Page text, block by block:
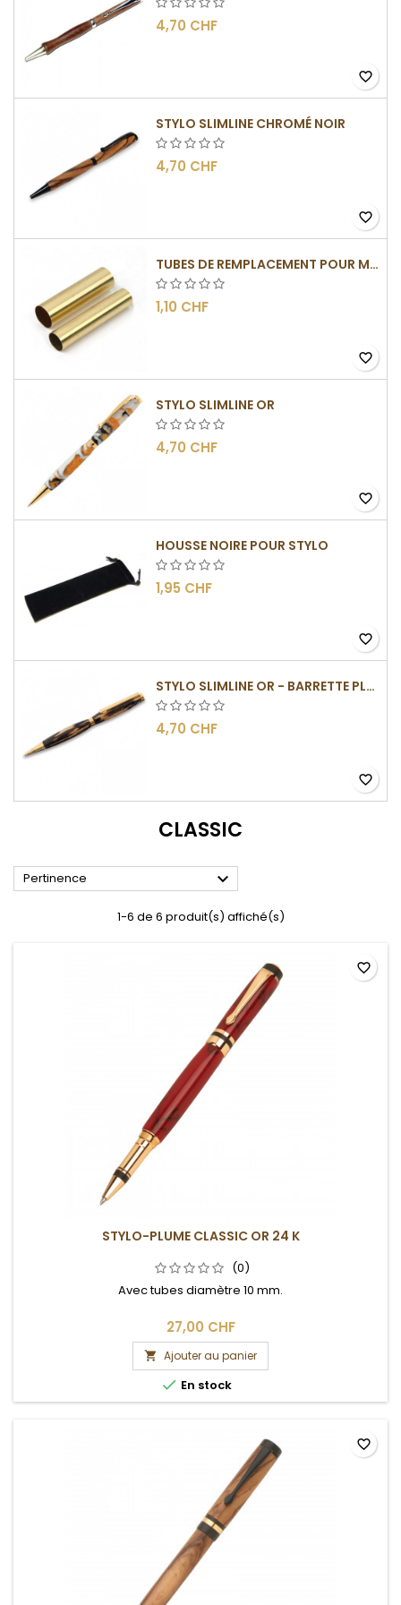
4,70 CHF
favorite_border
STYLO SLIMLINE CHROMÉ NOIR
4,70 CHF
favorite_border
TUBES DE REMPLACEMENT POUR MÉCANISME SLIMLINE
1,10 CHF
favorite_border
STYLO SLIMLINE OR
4,70 CHF
favorite_border
HOUSSE NOIRE POUR STYLO
1,95 CHF
favorite_border
STYLO SLIMLINE OR - BARRETTE PLATE
4,70 CHF
favorite_border
CLASSIC
Pertinence 
1-6 de 6 produit(s) affiché(s)
STYLO-PLUME CLASSIC OR 24 K
(0)
Avec tubes diamètre 10 mm.
27,00 CHF
 Ajouter au panier
 En stock
favorite_border
favorite_border